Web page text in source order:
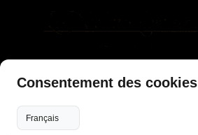
LIENS UTILES
Flux RSS
Consentement des cookies